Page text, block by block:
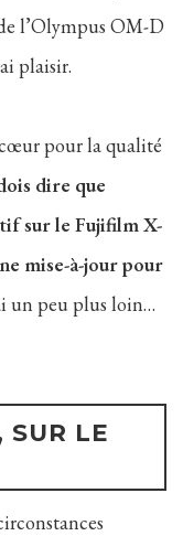
l’Olympus OM-D
plaisir.
pour la qualité
dire que
sur le Fujifilm X-
mise-à-jour pour
un peu plus loin…
SUR LE